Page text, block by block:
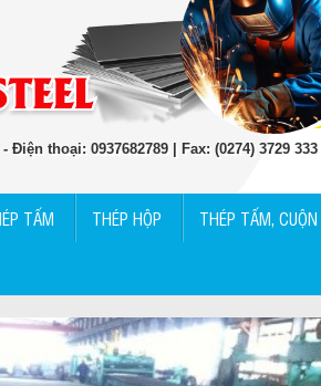
thoại: 0937682789 | Fax: (0274) 3729
TẤM THÉP HỘP THÉP TẤM,